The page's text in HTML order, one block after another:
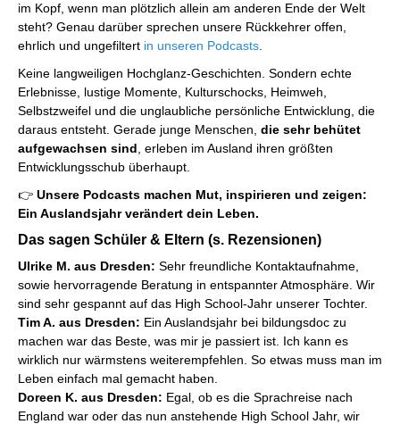
im Kopf, wenn man plötzlich allein am anderen Ende der Welt
steht? Genau darüber sprechen unsere Rückkehrer offen,
ehrlich und ungefiltert in unseren Podcasts
Keine langweiligen Hochglanz-Geschichten. Sondern echte
Erlebnisse, lustige Momente, Kulturschocks, Heimweh,
Selbstzweifel und die unglaubliche persönliche Entwicklung, die
daraus entsteht. Gerade junge Menschen, die sehr behütet
aufgewachsen sind , erleben im Ausland ihren größten
Entwicklungsschub überhaupt.
👉 Unsere Podcasts machen Mut, inspirieren und zeigen:
Ein Auslandsjahr verändert dein Leben.
Das sagen Schüler & Eltern (s. Rezensionen)
Ulrike M. aus Dresden: Sehr freundliche Kontaktaufnahme,
sowie hervorragende Beratung in entspannter Atmosphäre. Wir
sind sehr gespannt auf das High School-Jahr unserer Tochter.
Tim A. aus Dresden: Ein Auslandsjahr bei bildungsdoc zu
machen war das Beste, was mir je passiert ist. Ich kann es
wirklich nur wärmstens weiterempfehlen. So etwas muss man im
Leben einfach mal gemacht haben.
Doreen K. aus Dresden: Egal, ob es die Sprachreise nach
England war oder das nun anstehende High School Jahr, wir